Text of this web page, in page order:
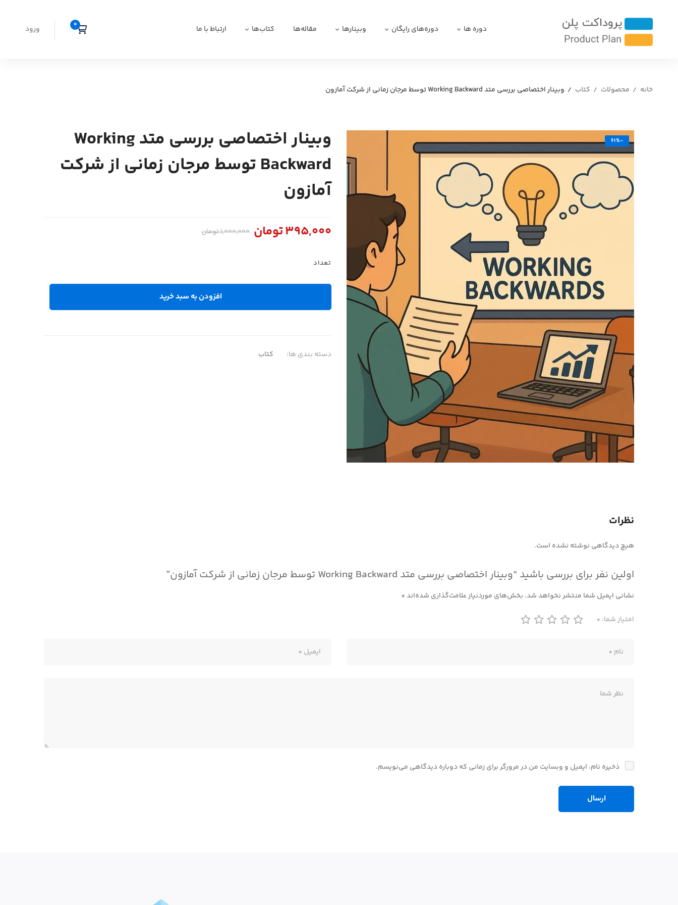
دوره ها دوره‌های رایگان وبینارها مقاله‌ها کتاب‌ها ارتباط با ما ورود
خانه محصولات کتاب وبینار اختصاصی بررسی متد Working Backward توسط مرجان زمانی از شرکت آمازون
-61%
وبینار اختصاصی بررسی متد Working
Backward توسط مرجان زمانی از شرکت
آمازون
395,000تومان 1,000,000تومان
تعداد
افزودن به سبد خرید
دسته بندی ها: کتاب
نظرات
هیچ دیدگاهی نوشته نشده است.
اولین نفر برای بررسی باشید “وبینار اختصاصی بررسی متد Working Backward توسط مرجان زمانی از شرکت آمازون”
نشانی ایمیل شما منتشر نخواهد شد. بخش‌های موردنیاز علامت‌گذاری شده‌اند*
امتیاز شما: *
ذخیره نام، ایمیل و وبسایت من در مرورگر برای زمانی که دوباره دیدگاهی می‌نویسم.